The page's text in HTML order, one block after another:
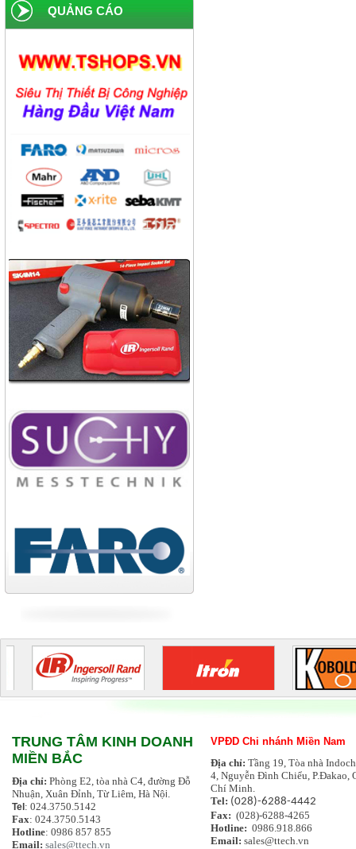
home
Công ty xi măng Hải Phòng
Công ty dược phẩm Becamex
Công ty bánh kẹo Hải Hà
Công ty bao bì Visy
Bình
Công ty gạch Thái Bình
Công ty thực phẩm Acecook
Nhà máy phân bón BACONCO
Công ty bia Thanh Hoa
Công ty TNHH Baw Heng
Steel Việt Nam
Công ty bia Việt Hà
Công ty TNHH công nghiệp
Broad Bright Sakura
Nhà máy cán thép Hòa Phát
Công ty TNHH cán thép Tam
Điệp
Tiếp tục cập nhật
QUẢNG CÁO
TRUNG TÂM KINH DOANH
MIỀN BẮC
Địa chỉ: Phòng E2, tòa nhà C4, đường Đỗ
Nhuận, Xuân Đỉnh, Từ Liêm, Hà Nội.
Tel: 024.3750.5142
Fax: 024.3750.5143
Hotline: 0986 857 855
Email: sales@ttech.vn
VPĐD Chi nhánh Miền Nam
Địa chỉ: Tầng 19, Tòa nhà
4, Nguyễn Đình Chiểu, P.Đakao,
Chí Minh.
Tel: (028)-6288-4442
Fax: (028)-6288-4265
Hotline: 0986.918.866
Email: sales@ttech.vn